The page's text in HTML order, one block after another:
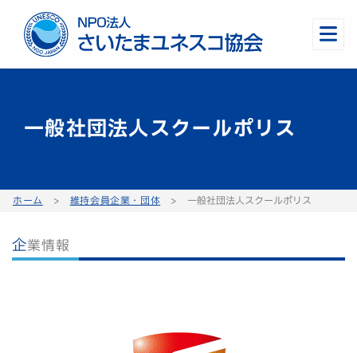
一般社団法人スクールポリス
ホーム > 維持会員企業・団体 > 一般社団法人スクールポリス
企業情報